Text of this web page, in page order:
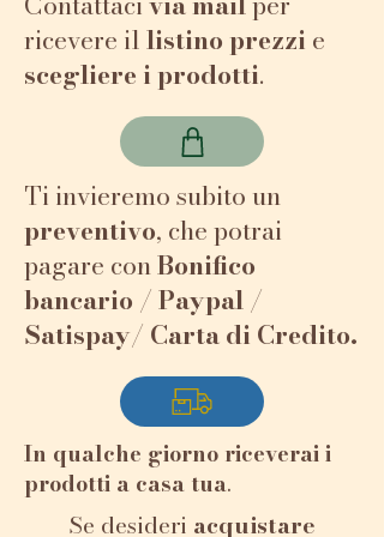
realizzate secondo pratiche
tradizionali.
Ottimo nelle tisane e
spalmato sul pane.
ad ambra scuro. L’odore e il
sapore sono normalmente
delicati e freschi, ma
Il territorio
Soltanto il nettare
bottinato al di sopra dei
1400 metri può dare
origine al miele di
millefiori di alta montagna
alpina Presidio Slow Food.
spesso rigide, condizionano
le fioriture e
compromettono la raccolta
del miele, che non consente
produzioni regolari da un
ricevere illistino prezzi e
scegliere i prodotti.
Ti invieremo subito un
preventivo, che potrai
pagare conBonifico
bancario / Paypal /
Satispay/ Carta di Credito.
In qualche giorno riceverai i
prodotti a casa tua.
Se desideri acquistare